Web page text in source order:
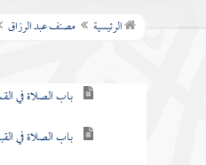
الرئيسية مصنف عبد الرزاقكتاب الصلاة
باب الصلاة في
باب الصلاة في